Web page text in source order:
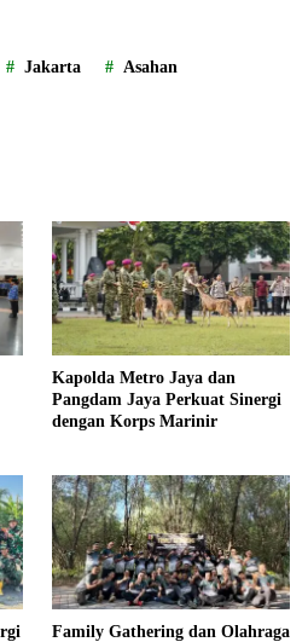
Jakarta Asahan
Kapolda Metro Jaya dan
Pangdam Jaya Perkuat Sinergi
dengan Korps Marinir
Family Gathering dan Olahraga